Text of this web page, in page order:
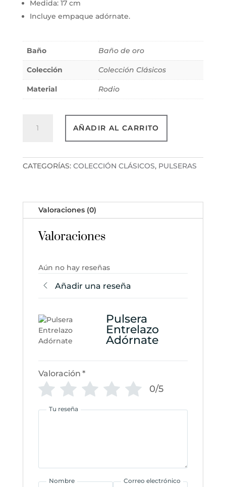
Medida: 17 cm
Incluye empaque adórnate.
Baño Baño de oro
Colección Colección Clásicos
Material Rodio
Entrelazo
AÑADIR AL CARRITO
CATEGORÍAS: COLECCIÓN CLÁSICOS, PULSERAS
Valoraciones (0)
Valoraciones
Aún no hay reseñas
Añadir una reseña
Pulsera
Entrelazo
Adórnate
Valoración *
0/5
Tu reseña
Nombre Correo electrónico